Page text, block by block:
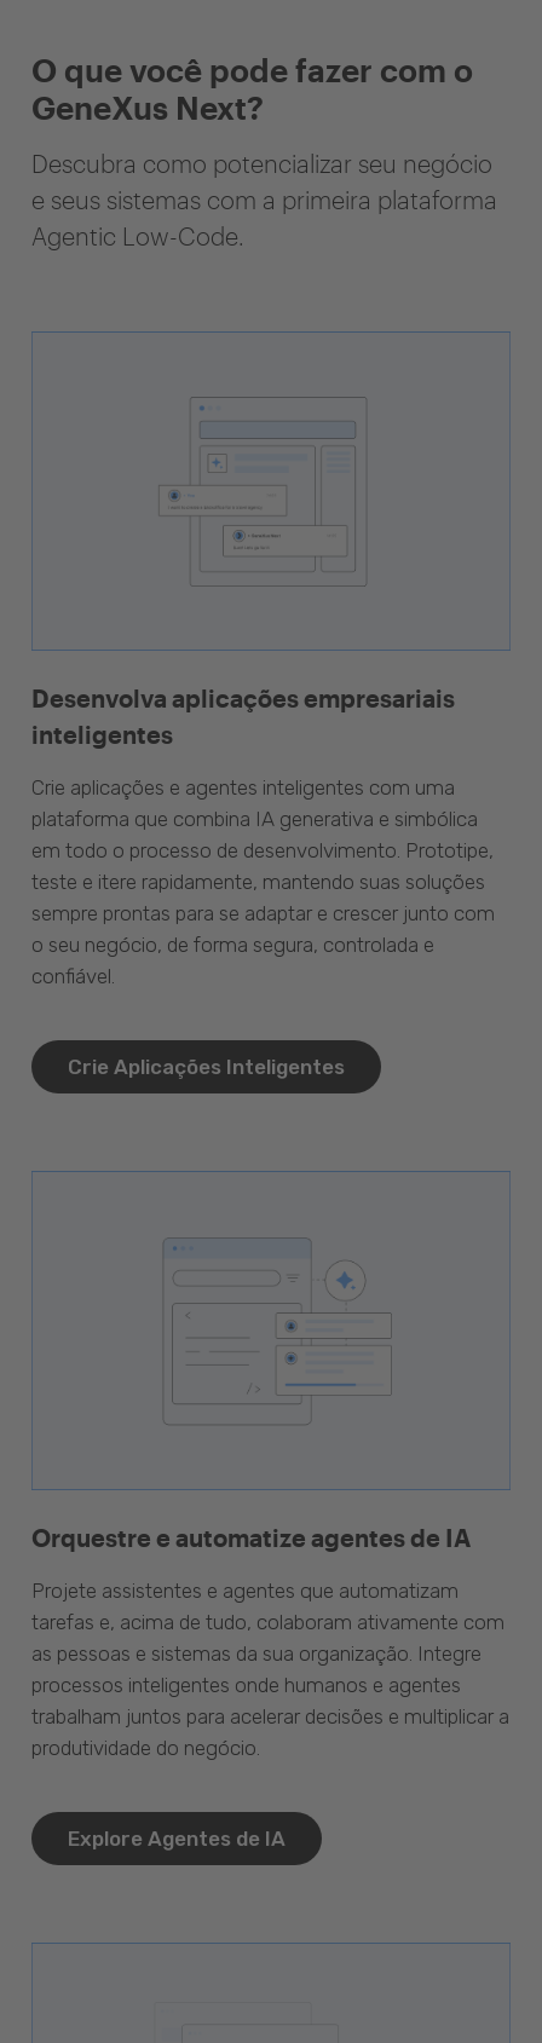
O que você pode fazer com o
GeneXus Next?
Descubra como potencializar seu negócio
e seus sistemas com a primeira plataforma
Agentic Low-Code.
Desenvolva aplicações empresariais
inteligentes
Crie aplicações e agentes inteligentes com uma
plataforma que combina IA generativa e simbólica
em todo o processo de desenvolvimento. Prototipe,
teste e itere rapidamente, mantendo suas soluções
sempre prontas para se adaptar e crescer junto com
o seu negócio, de forma segura, controlada e
confiável.
Crie Aplicações Inteligentes
Orquestre e automatize agentes de IA
Projete assistentes e agentes que automatizam
tarefas e, acima de tudo, colaboram ativamente com
as pessoas e sistemas da sua organização. Integre
processos inteligentes onde humanos e agentes
trabalham juntos para acelerar decisões e multiplicar a
produtividade do negócio.
Explore Agentes de IA